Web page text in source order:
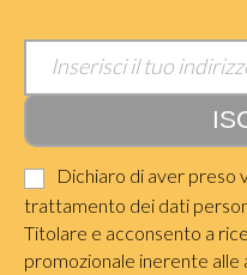
Dichiaro di aver preso
trattamento dei dati
Titolare e acconsento a
promozionale inerente